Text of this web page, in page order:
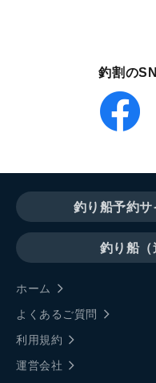
釣割の
釣り船予約
釣り船
ホーム
よくあるご質問
利用規約
運営会社